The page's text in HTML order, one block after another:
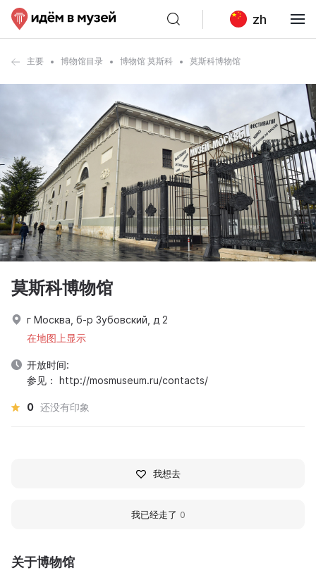
zh
主要 博物馆目录 博物馆 莫斯科 莫斯科博物馆
关于博物馆
莫斯科博物馆
г Москва, б-р Зубовский, д 2
在地图上显示
开放时间:
参见： http://mosmuseum.ru/contacts/
0 还没有印象
我想去
我已经走了 0